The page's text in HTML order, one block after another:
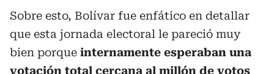
Sobre esto, Bolívar fue enfático en detallar
que esta jornada electoral le pareció muy
bien porque internamente esperaban una
votación total cercana al millón de votos